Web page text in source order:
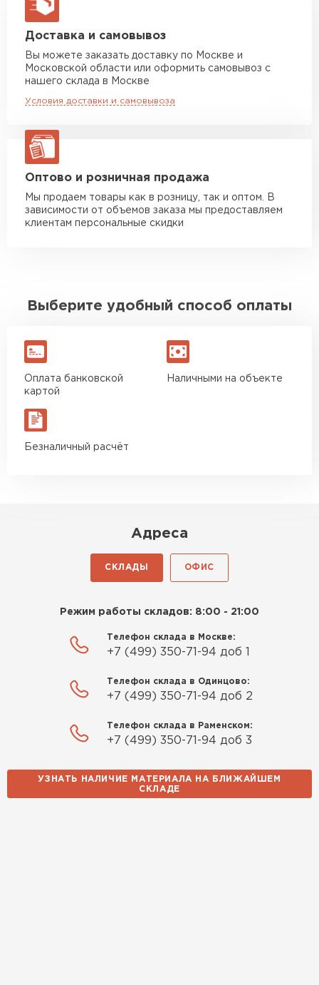
макс. длина груза 13,5 м
Манипулятор до 5 тн
Манипулятор до 10 тн
макс. длина груза 8 м
макс. длина груза 13,5 м
ЗАКАЗАТЬ С ДОСТАВКОЙ
Доставка и самовывоз
Вы можете заказать доставку по Москве и
Московской области или оформить самовывоз с
нашего склада в Москве
Условия доставки и самовывоза
Оптово и розничная продажа
Мы продаем товары как в розницу, так и оптом. В
зависимости от объемов заказа мы предоставляем
клиентам персональные скидки
Выберите удобный способ оплаты
Оплата банковской
картой
Наличными на объекте
Безналичный расчёт
Адреса
СКЛАДЫ ОФИС
Режим работы складов: 8:00 - 21:00
Телефон склада в Москве:
+7 (499) 350-71-94 доб 1
Телефон склада в Одинцово:
+7 (499) 350-71-94 доб 2
Телефон склада в Раменском:
+7 (499) 350-71-94 доб 3
УЗНАТЬ НАЛИЧИЕ МАТЕРИАЛА НА БЛИЖАЙШЕМ
СКЛАДЕ